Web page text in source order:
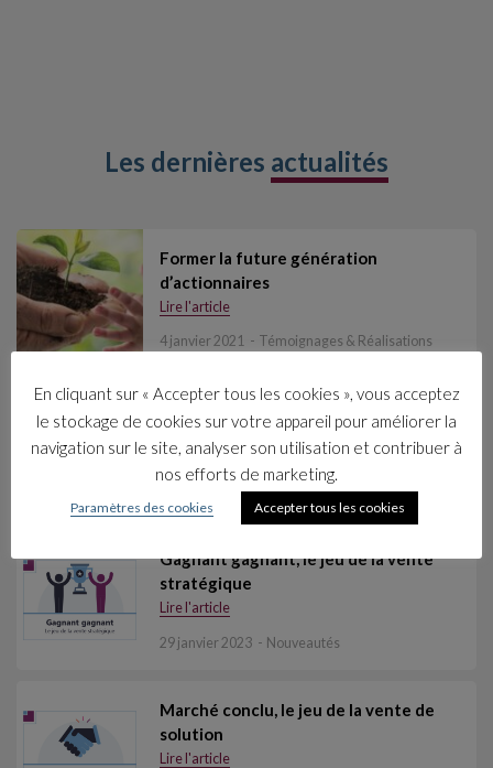
Les dernières actualités
Former la future génération
d’actionnaires
Lire l'article
4 janvier 2021 Témoignages & Réalisations
Intégrer les outils et la méthode de
résolution de problèmes
Lire l'article
4 janvier 2021 Témoignages & Réalisations
Gagnant gagnant, le jeu de la vente
stratégique
Lire l'article
29 janvier 2023 Nouveautés
Marché conclu, le jeu de la vente de
solution
Lire l'article
En cliquant sur « Accepter tous les cookies », vous acceptez
le stockage de cookies sur votre appareil pour améliorer la
navigation sur le site, analyser son utilisation et contribuer à
nos efforts de marketing.
Paramètres des cookies Accepter tous les cookies